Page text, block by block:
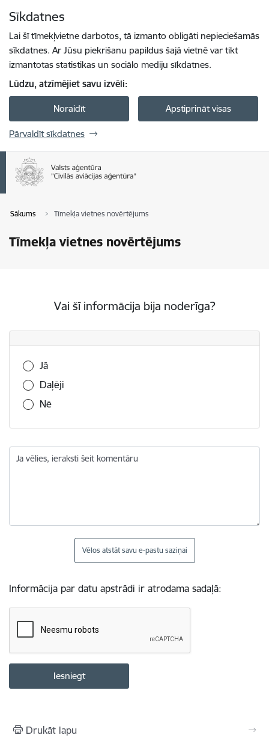
Sīkdatnes
Lai šī tīmekļvietne darbotos, tā izmanto obligāti nepieciešamās
sīkdatnes. Ar Jūsu piekrišanu papildus šajā vietnē var tikt
izmantotas statistikas un sociālo mediju sīkdatnes.
Lūdzu, atzīmējiet savu izvēli:
Noraidīt Apstiprināt visas
Pārvaldīt sīkdatnes
Sākums Tīmekļa vietnes novērtējums
Tīmekļa vietnes novērtējums
Vai šī informācija bija noderīga?
Vai šī informācija bija noderīga?
Jā
Daļēji
Nē
Ja vēlies, ieraksti šeit komentāru
Vēlos atstāt savu e-pastu saziņai
Informācija par datu apstrādi ir atrodama sadaļā:
Drukāt lapu